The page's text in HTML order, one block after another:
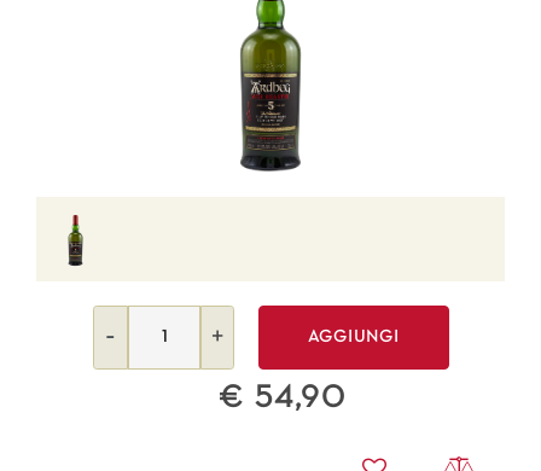
AGGIUNGI
€ 54,90